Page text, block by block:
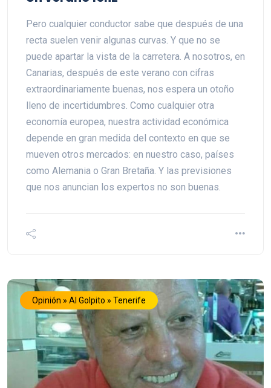
Pero cualquier conductor sabe que después de una
recta suelen venir algunas curvas. Y que no se
puede apartar la vista de la carretera. A nosotros, en
Canarias, después de este verano con cifras
extraordinariamente buenas, nos espera un otoño
lleno de incertidumbres. Como cualquier otra
economía europea, nuestra actividad económica
depende en gran medida del contexto en que se
mueven otros mercados: en nuestro caso, países
como Alemania o Gran Bretaña. Y las previsiones
que nos anuncian los expertos no son buenas.
Opinión » Al Golpito » Tenerife